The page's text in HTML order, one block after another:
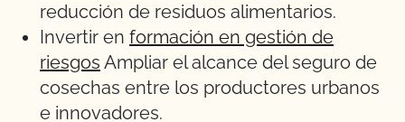
reducción de residuos alimentarios.
Invertir en formación en gestión de
riesgos Ampliar el alcance del seguro de
cosechas entre los productores urbanos
e innovadores.